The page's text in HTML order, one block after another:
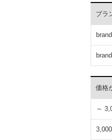
ブラ
価格
～